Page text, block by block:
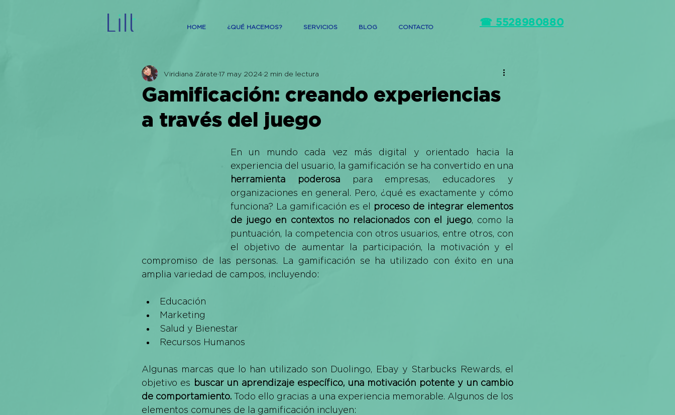
HOME ¿QUÉ HACEMOS? SERVICIOS BLOG CONTACTO ☎ 5528980880
Gamificación: creando experiencias
a través del juego
Viridiana Zárate 17 may 2024 2 min de lectura
En un mundo cada vez más digital y orientado hacia la
herramienta poderosa para empresas, educadores y
organizaciones en general. Pero, ¿qué es exactamente y cómo
funciona? La gamificación es el
proceso de integrar elementos
de juego en contextos no relacionados con el juego, como la
puntuación, la competencia con otros usuarios, entre otros, con
el objetivo de aumentar la participación, la motivación y el
compromiso de las personas. La gamificación se ha utilizado con éxito en una
amplia variedad de campos, incluyendo:
Educación
Marketing
Salud y Bienestar
Recursos Humanos
Algunas marcas que lo han utilizado son Duolingo, Ebay y Starbucks Rewards, el
objetivo es buscar un aprendizaje específico, una motivación potente y un cambio
de comportamiento. Todo ello gracias a una experiencia memorable. Algunos de los
elementos comunes de la gamificación incluyen: